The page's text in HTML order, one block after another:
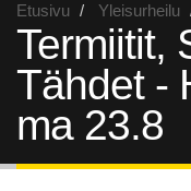
Etusivu Yleisurheilu
Termiitit,
Tähdet -
ma 23.8